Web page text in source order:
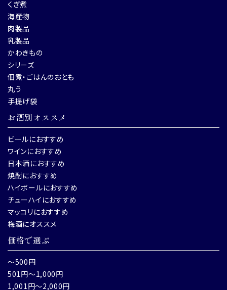
くぎ煮
海産物
肉製品
乳製品
かわきもの
シリーズ
佃煮・ごはんのおとも
丸う
手提げ袋
お酒別オススメ
ビールにおすすめ
ワインにおすすめ
日本酒におすすめ
焼酎におすすめ
ハイボールにおすすめ
チューハイにおすすめ
マッコリにおすすめ
梅酒にオススメ
価格で選ぶ
～500円
501円～1,000円
1,001円～2,000円